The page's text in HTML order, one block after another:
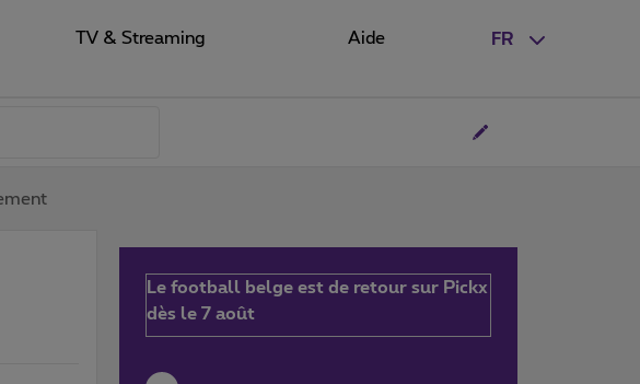
FR
TV & Streaming Aide
Le football belge est de retour sur Pickx
dès le 7 août